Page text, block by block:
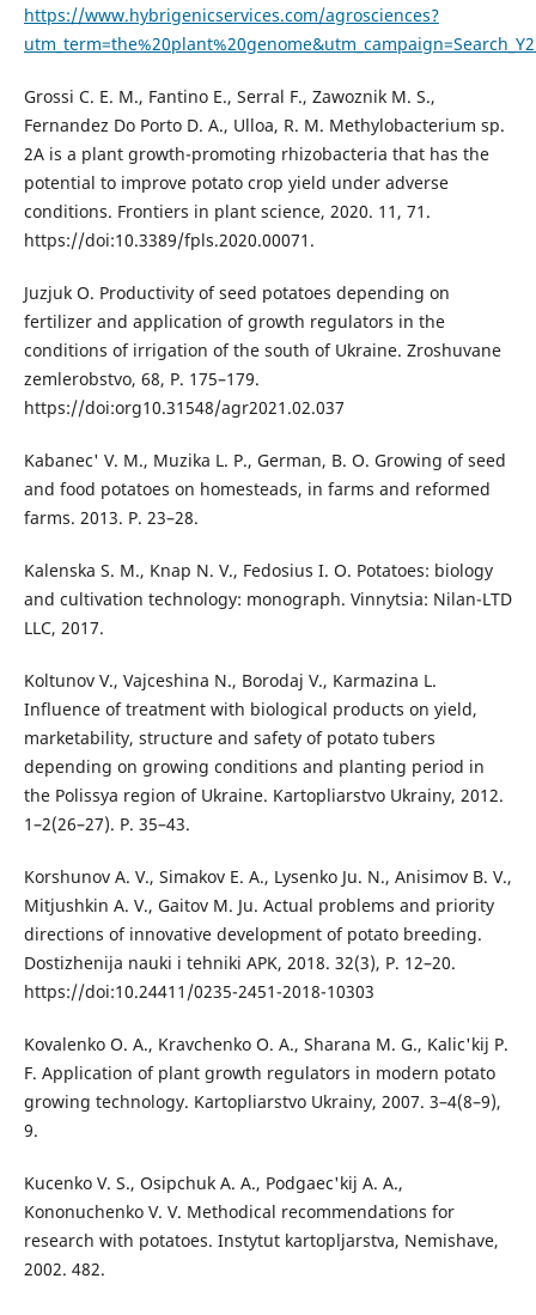
https://www.hybrigenicservices.com/agrosciences?
Grossi C. E. M., Fantino E., Serral F., Zawoznik M. S.,
Fernandez Do Porto D. A., Ulloa, R. M. Methylobacterium sp.
2A is a plant growth-promoting rhizobacteria that has the
potential to improve potato crop yield under adverse
conditions. Frontiers in plant science, 2020. 11, 71.
https://doi:10.3389/fpls.2020.00071.
Juzjuk O. Productivity of seed potatoes depending on
fertilizer and application of growth regulators in the
conditions of irrigation of the south of Ukraine. Zroshuvane
zemlerobstvo, 68, Р. 175–179.
https://doi:org10.31548/agr2021.02.037
Kabanec' V. M., Muzika L. P., German, B. O. Growing of seed
and food potatoes on homesteads, in farms and reformed
farms. 2013. Р. 23–28.
Kalenska S. M., Knap N. V., Fedosius I. O. Potatoes: biology
and cultivation technology: monograph. Vinnytsia: Nilan-LTD
LLC, 2017.
Koltunov V., Vajceshina N., Borodaj V., Karmazіna L.
Influence of treatment with biological products on yield,
marketability, structure and safety of potato tubers
depending on growing conditions and planting period in
the Polissya region of Ukraine. Kartopliarstvo Ukrainy, 2012.
1–2(26–27). Р. 35–43.
Korshunov A. V., Simakov E. A., Lysenko Ju. N., Anisimov B. V.,
Mitjushkin A. V., Gaitov M. Ju. Actual problems and priority
directions of innovative development of potato breeding.
Dostizhenija nauki i tehniki APK, 2018. 32(3), Р. 12–20.
https://doi:10.24411/0235-2451-2018-10303
Kovalenko O. A., Kravchenko O. A., Sharana M. G., Kalіc'kij P.
F. Application of plant growth regulators in modern potato
growing technology. Kartopliarstvo Ukrainy, 2007. 3–4(8–9),
9.
Kucenko V. S., Osipchuk A. A., Podgaec'kij A. A.,
Kononuchenko V. V. Methodical recommendations for
research with potatoes. Іnstytut kartopljarstva, Nemіshave,
2002. 482.